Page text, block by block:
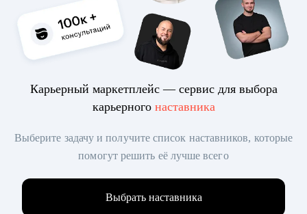
Карьерный маркетплейс — сервис для выбора
карьерного наставника
Выберите задачу и получите список наставников, которые
помогут решить её лучше всего
Выбрать наставника